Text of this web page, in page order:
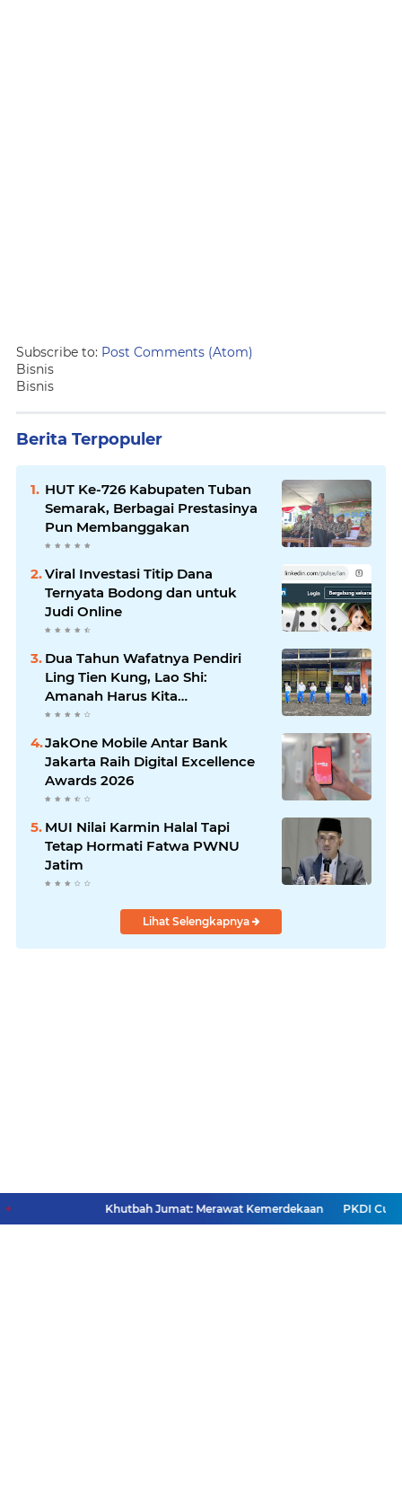
Subscribe to: Post Comments (Atom)
Bisnis
Bisnis
Berita Terpopuler
HUT Ke-726 Kabupaten Tuban
Semarak, Berbagai Prestasinya
Pun Membanggakan
Viral Investasi Titip Dana
Ternyata Bodong dan untuk
Judi Online
Dua Tahun Wafatnya Pendiri
Ling Tien Kung, Lao Shi:
Amanah Harus Kita
Laksanakan!
JakOne Mobile Antar Bank
Jakarta Raih Digital Excellence
Awards 2026
MUI Nilai Karmin Halal Tapi
Tetap Hormati Fatwa PWNU
Jatim
Lihat Selengkapnya
Khutbah Jumat: Merawat Kemerdekaan PKDI Cup II